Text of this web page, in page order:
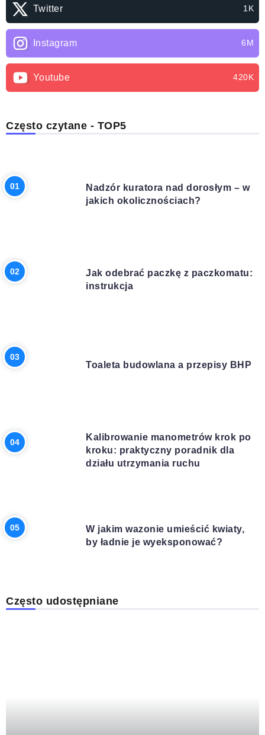
Twitter 1K
Instagram 6M
Youtube 420K
Często czytane - TOP5
Nadzór kuratora nad dorosłym – w
jakich okolicznościach?
Jak odebrać paczkę z paczkomatu:
instrukcja
Toaleta budowlana a przepisy BHP
Kalibrowanie manometrów krok po
kroku: praktyczny poradnik dla
działu utrzymania ruchu
W jakim wazonie umieścić kwiaty,
by ładnie je wyeksponować?
Często udostępniane